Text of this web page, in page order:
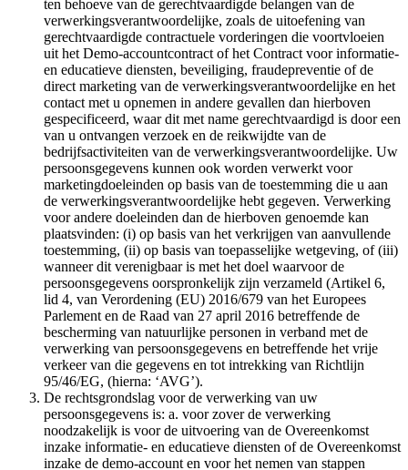
ten behoeve van de gerechtvaardigde belangen van de
verwerkingsverantwoordelijke, zoals de uitoefening van
gerechtvaardigde contractuele vorderingen die voortvloeien
uit het Demo-accountcontract of het Contract voor informatie-
en educatieve diensten, beveiliging, fraudepreventie of de
direct marketing van de verwerkingsverantwoordelijke en het
contact met u opnemen in andere gevallen dan hierboven
gespecificeerd, waar dit met name gerechtvaardigd is door een
van u ontvangen verzoek en de reikwijdte van de
bedrijfsactiviteiten van de verwerkingsverantwoordelijke. Uw
persoonsgegevens kunnen ook worden verwerkt voor
marketingdoeleinden op basis van de toestemming die u aan
de verwerkingsverantwoordelijke hebt gegeven. Verwerking
voor andere doeleinden dan de hierboven genoemde kan
plaatsvinden: (i) op basis van het verkrijgen van aanvullende
toestemming, (ii) op basis van toepasselijke wetgeving, of (iii)
wanneer dit verenigbaar is met het doel waarvoor de
persoonsgegevens oorspronkelijk zijn verzameld (Artikel 6,
lid 4, van Verordening (EU) 2016/679 van het Europees
Parlement en de Raad van 27 april 2016 betreffende de
bescherming van natuurlijke personen in verband met de
verwerking van persoonsgegevens en betreffende het vrije
verkeer van die gegevens en tot intrekking van Richtlijn
95/46/EG, (hierna: ‘AVG’).
De rechtsgrondslag voor de verwerking van uw
persoonsgegevens is: a. voor zover de verwerking
noodzakelijk is voor de uitvoering van de Overeenkomst
inzake informatie- en educatieve diensten of de Overeenkomst
inzake de demo-account en voor het nemen van stappen